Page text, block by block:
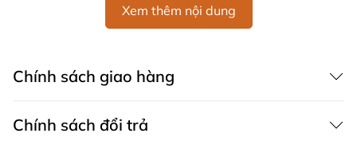
lại hiệu quả tối ưu, thoải mái trong quá trình sử
Vitality Power Toothbrush Precision Clean
Hướng dẫn đánh răng: Cách sử dụng gần tương tự
như là bàn chải thông thường, di chuyển từng vùng
Xem thêm nội dung
Chính sách giao hàng
Chính sách đổi trả